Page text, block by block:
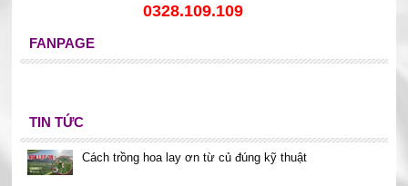
0328.109.109
FANPAGE
TIN TỨC
Cách trồng hoa lay ơn từ củ đúng kỹ thuật